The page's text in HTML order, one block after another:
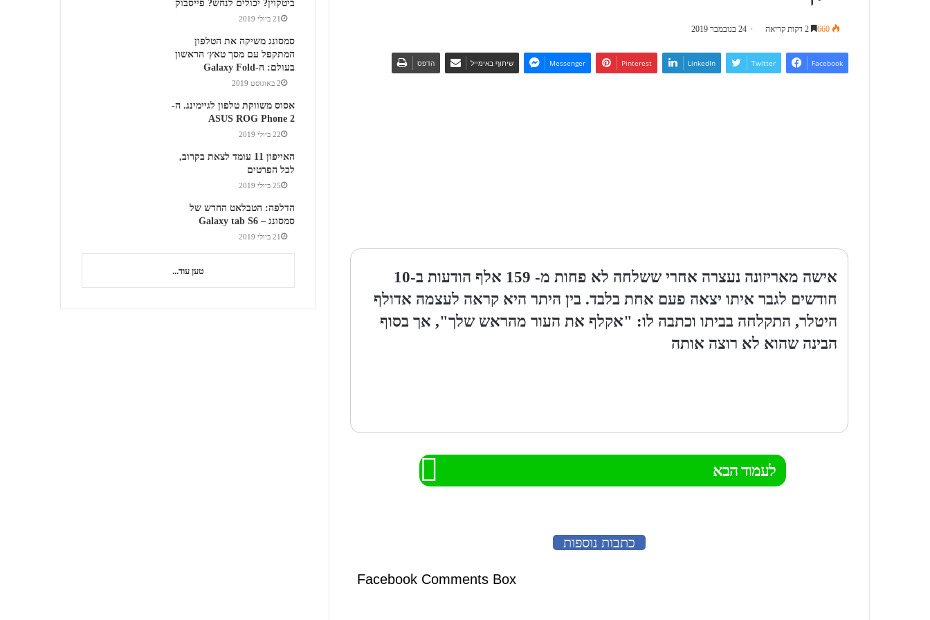
24 בנובמבר 2019
Facebook
Twitter
LinkedIn
Pinterest
Messenger שיתוף באימייל הדפס
אישה מאריזונה נעצרה אחרי ששלחה לא פחות מ- 159 אלף הודעות ב-10
חודשים לגבר איתו יצאה פעם אחת בלבד. בין היתר היא קראה לעצמה אדולף
היטלר, התקלחה בביתו וכתבה לו: "אקלף את העור מהראש שלך", אך בסוף
הבינה שהוא לא רוצה אותה
לעמוד הבא
כתבות נוספות
Facebook Comments Box
ביטקוין? יכולים לנחש? פייסבוק
21 ביולי 2019
סמסונג משיקה את הטלפון
המתקפל עם מסך טאץ׳ הראשון
בעולם: ה-Galaxy Fold
2 באוגוסט 2019
אסוס משווקת טלפון לגיימינג. ה-
ASUS ROG Phone 2
22 ביולי 2019
האייפון 11 עומד לצאת בקרוב,
לכל הפרטים
25 ביולי 2019
הדלפה: הטבלאט החדש של
סמסונג – Galaxy tab S6
21 ביולי 2019
טען עוד...